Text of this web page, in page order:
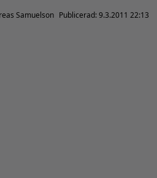
Samuelson Publicerad:9.3.2011 22:13